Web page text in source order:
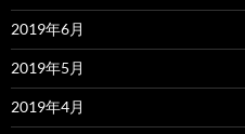
2019年6月
2019年5月
2019年4月